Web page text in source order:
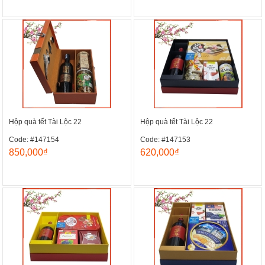
Hộp quà tết Tài Lộc 22
Code: #147154
850,000₫
Hộp quà tết Tài Lộc 22
Code: #147153
620,000₫